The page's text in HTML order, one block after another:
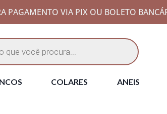
PAGAMENTO VIA PIX OU BOLETO
COLARES ANEIS